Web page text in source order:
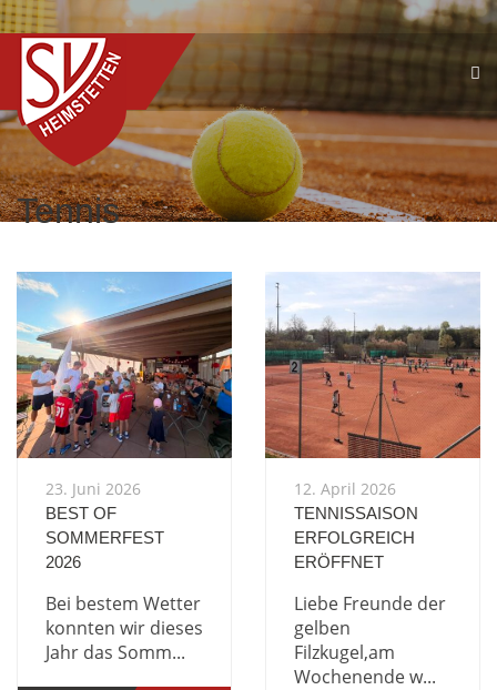
Tennis
23. Juni 2026
BEST OF
SOMMERFEST
2026
Bei bestem Wetter
konnten wir dieses
Jahr das Somm...
12. April 2026
TENNISSAISON
ERFOLGREICH
ERÖFFNET
Liebe Freunde der
gelben
Filzkugel,am
Wochenende w...